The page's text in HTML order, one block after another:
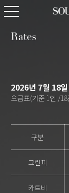
2026년 7월 18
요금표(기준 1인 /18
구분
그린피
카트비